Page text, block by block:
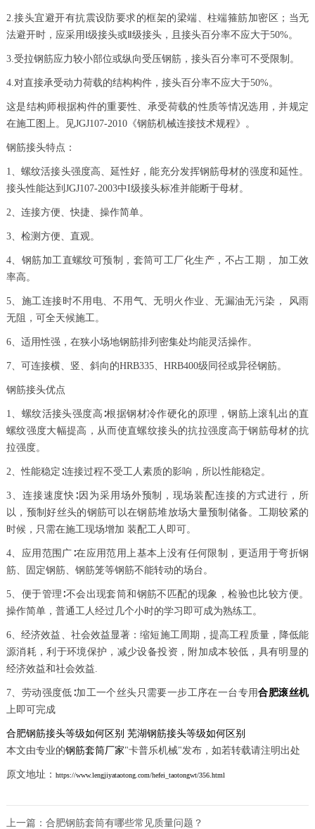
2.接头宜避开有抗震设防要求的框架的梁端、柱端箍筋加密区；当无
法避开时，应采用Ⅰ级接头或Ⅱ级接头，且接头百分率不应大于50%。
3.受拉钢筋应力较小部位或纵向受压钢筋，接头百分率可不受限制。
4.对直接承受动力荷载的结构构件，接头百分率不应大于50%。
这是结构师根据构件的重要性、承受荷载的性质等情况选用，并规定
在施工图上。见JGJ107-2010《钢筋机械连接技术规程》。
钢筋接头特点：
1、螺纹活接头强度高、延性好，能充分发挥钢筋母材的强度和延性。
接头性能达到JGJ107-2003中I级接头标准并能断于母材。
2、连接方便、快捷、操作简单。
3、检测方便、直观。
4、钢筋加工直螺纹可预制，套筒可工厂化生产，不占工期， 加工效
率高。
5、施工连接时不用电、不用气、无明火作业、无漏油无污染， 风雨
无阻，可全天候施工。
6、适用性强，在狭小场地钢筋排列密集处均能灵活操作。
7、可连接横、竖、斜向的HRB335、HRB400级同径或异径钢筋。
钢筋接头优点
1、螺纹活接头强度高∶根据钢材冷作硬化的原理，钢筋上滚轧出的直
螺纹强度大幅提高，从而使直螺纹接头的抗拉强度高于钢筋母材的抗
拉强度。
2、性能稳定∶连接过程不受工人素质的影响，所以性能稳定。
3、连接速度快∶因为采用场外预制，现场装配连接的方式进行，所
以，预制好丝头的钢筋可以在钢筋堆放场大量预制储备。工期较紧的
时候，只需在施工现场增加 装配工人即可。
4、应用范围广∶在应用范用上基本上没有任何限制，更适用于弯折钢
筋、固定钢筋、钢筋笼等钢筋不能转动的场台。
5、便于管理∶不会出现套筒和钢筋不匹配的现象，检验也比较方便。
操作简单，普通工人经过几个小时的学习即可成为熟练工。
6、经济效益、社会效益显著：缩短施工周期，提高工程质量，降低能
源消耗，利于环境保护，减少设备投资，附加成本较低，具有明显的
经济效益和社会效益.
7、劳动强度低∶加工一个丝头只需要一步工序在一台专用合肥滚丝机
上即可完成
合肥钢筋接头等级如何区别 芜湖钢筋接头等级如何区别
本文由专业的钢筋套筒厂家"卡普乐机械"发布，如若转载请注明出处
原文地址： https://www.lengjiyataotong.com/hefei_taotongwt/356.html
上一篇： 合肥钢筋套筒有哪些常见质量问题？